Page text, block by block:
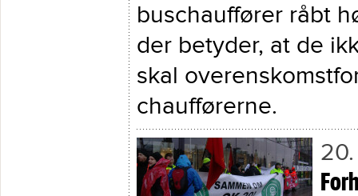
buschauffører råbt
der betyder, at de
skal
chaufførerne.